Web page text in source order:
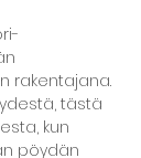
rakentajana.
tästä
kun
pöydän